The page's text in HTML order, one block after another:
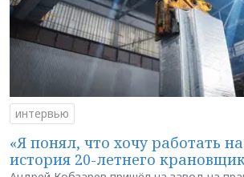
интервью
«Я понял, что хочу работать
история 20-летнего